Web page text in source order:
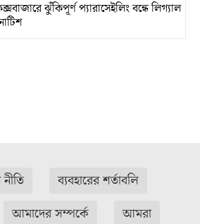
ঝুঁকিপূর্ণ প্যারাসেইলিং বন্ধে লিগ্যাল
ব্যবহারের শর্তাবলি
আমাদের সম্পর্কে
আমরা